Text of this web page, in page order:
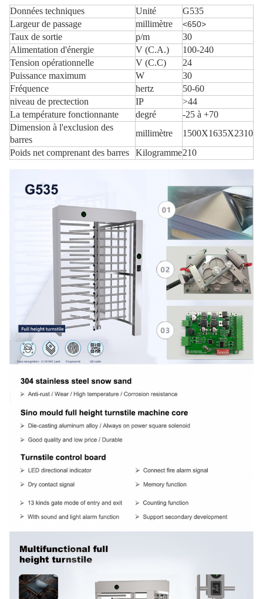
Données techniques Unité
G535
Largeur de passage
millimètre <650>
Taux de sortie p/m
30
Alimentation d'énergie
V (C.A.)
100-240
Tension opérationnelle
V (C.C)
24
Puissance maximum
W
30
Fréquence
hertz
50-60
niveau de prectection
IP
>44
La température fonctionnante
degré
-25 à +70
Dimension à l'exclusion des
barres
millimètre
1500X1635X2310
Poids net comprenant des barres
Kilogramme210